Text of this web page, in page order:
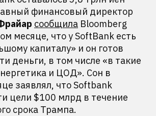
финансовый директор
сообщила Bloomberg
месяце, что у SoftBank есть
капиталу» и он готов
деньги, в том числе «в такие
и ЦОД». Сон в
заявлял, что Softbank
цели $100 млрд в течение
срока Трампа.